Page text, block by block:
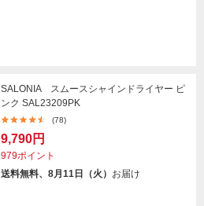
SALONIA スムースシャインドライヤー ピ
ンク SAL23209PK
(78)
9,790円
979ポイント
送料無料、8月11日（火） お届け